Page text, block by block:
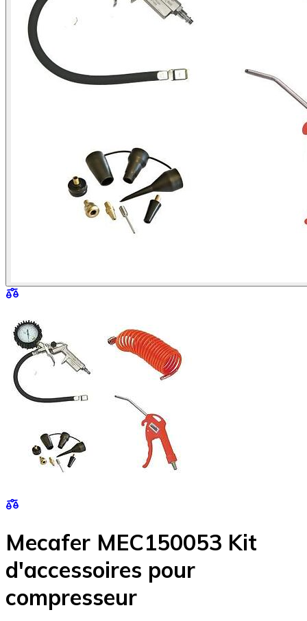
Mecafer MEC150053 Kit
d'accessoires pour
compresseur